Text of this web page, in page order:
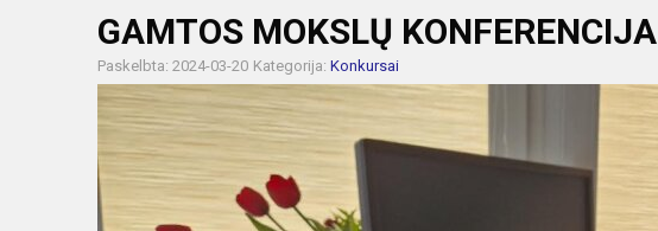
GAMTOS MOKSLŲ KONFERENCIJA
Paskelbta: 2024-03-20 Kategorija: Konkursai